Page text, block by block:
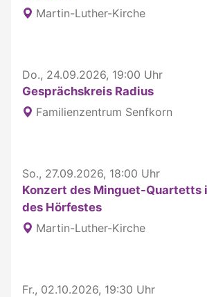
Martin-Luther-Kirche
Do., 24.09.2026, 19:00 Uhr
Gesprächskreis Radius
Familienzentrum Senfkorn
So., 27.09.2026, 18:00 Uhr
Konzert des Minguet-Quartetts
des Hörfestes
Martin-Luther-Kirche
Fr., 02.10.2026, 19:30 Uhr